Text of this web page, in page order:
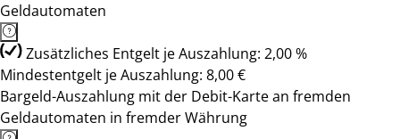
Geldautomaten
Zusätzliches Entgelt je Auszahlung: 2,00 %
Mindestentgelt je Auszahlung: 8,00 €
Bargeld-Auszahlung mit der Debit-Karte an fremden
Geldautomaten in fremder Währung